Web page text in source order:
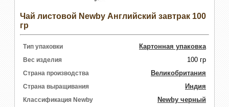
Чай листовой Newby Английский завтрак 100
гр
Тип упаковки Картонная упаковка
Вес изделия 100 гр
Страна производства Великобритания
Страна выращивания Индия
Классификация Newby Newby черный